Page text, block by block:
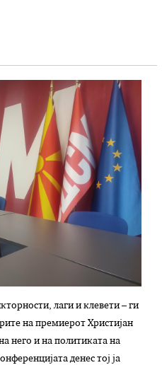
лаги и клевети – ги
на премиерот Христијан
него и на политиката на
денес тој ја